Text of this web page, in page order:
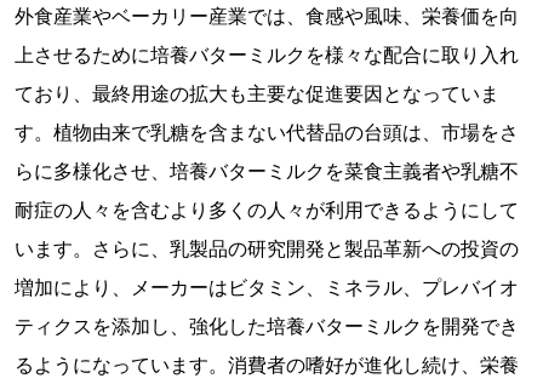
外食産業やベーカリー産業では、食感や風味、栄養価を向
上させるために培養バターミルクを様々な配合に取り入れ
ており、最終用途の拡大も主要な促進要因となっていま
す。植物由来で乳糖を含まない代替品の台頭は、市場をさ
らに多様化させ、培養バターミルクを菜食主義者や乳糖不
耐症の人々を含むより多くの人々が利用できるようにして
います。さらに、乳製品の研究開発と製品革新への投資の
増加により、メーカーはビタミン、ミネラル、プレバイオ
ティクスを添加し、強化した培養バターミルクを開発でき
るようになっています。消費者の嗜好が進化し続け、栄養